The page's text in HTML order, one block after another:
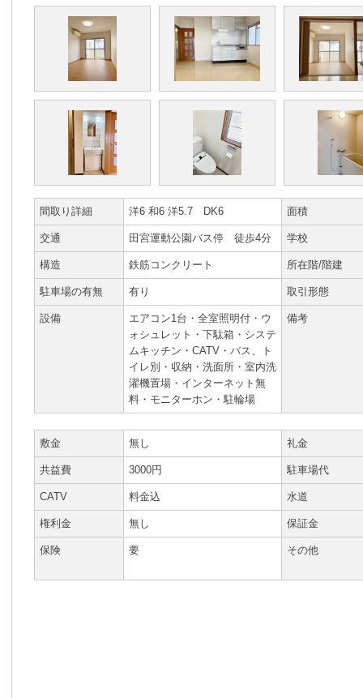
間取り詳細 洋6 和6 洋5.7 DK6 面積
交通 田宮運動公園バス停 徒歩4分 学校
構造 鉄筋コンクリート 所在階/階建
駐車場の有無 有り 取引形態
設備
エアコン1台・全室照明付・ウ
ォシュレット・下駄箱・システ
ムキッチン・CATV・バス、ト
イレ別・収納・洗面所・室内洗
濯機置場・インターネット無
料・モニターホン・駐輪場
備考
敷金 無し 礼金
共益費 3000円 駐車場代
CATV 料金込 水道
権利金 無し 保証金
保険 要 その他